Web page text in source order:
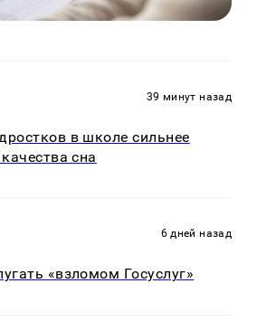
39 минут назад
в школе сильнее
сна
6 дней назад
«взломом Госуслуг»